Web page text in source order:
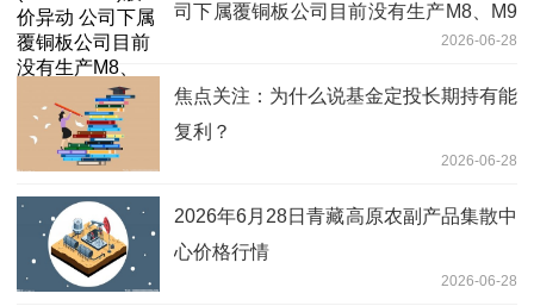
司下属覆铜板公司目前没有生产M8、M9
2026-06-28
焦点关注：为什么说基金定投长期持有能
复利？
2026-06-28
2026年6月28日青藏高原农副产品集散中
心价格行情
2026-06-28